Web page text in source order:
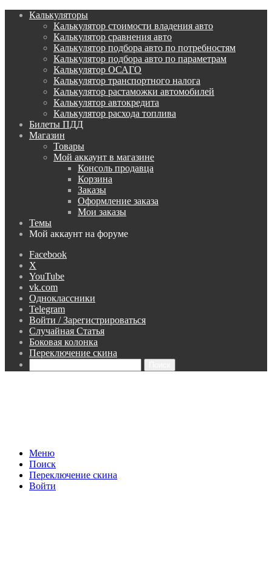
Калькуляторы
Калькулятор стоимости владения авто
Калькулятор сравнения авто
Калькулятор подбора авто по потребностям
Калькулятор подбора авто по параметрам
Калькулятор ОСАГО
Калькулятор транспортного налога
Калькулятор растаможки автомобилей
Калькулятор автокредита
Калькулятор расхода топлива
Билеты ПДД
Магазин
Товары
Мой аккаунт в магазине
Консоль продавца
Корзина
Заказы
Оформление заказа
Мои заказы
Темы
Мой аккаунт на форуме
Facebook
X
YouTube
vk.com
Одноклассники
Telegram
Войти / Зарегистрироваться
Случайная Статья
Боковая колонка
Переключение скина
Меню
Поиск
Переключение скина
Войти